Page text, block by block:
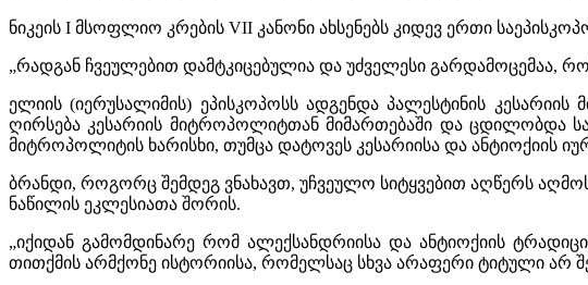
ნიკეის I მსოფლიო კრების VII კანონი ახსენებს კიდევ ერთი
„რადგან ჩვეულებით დამტკიცებულია და უძველესი გარდამოცემაა,
ელიის (იერუსალიმის) ეპისკოპოსს ადგენდა პალესტინის
ღირსება კესარიის მიტროპოლიტთან მიმართებაში და ცდილობდა
მიტროპოლიტის ხარისხი, თუმცა დატოვეს კესარიისა და ანტიოქიის
ბრანდი, როგორც შემდეგ ვნახავთ, უჩვეულო სიტყვებით აღწერს
ნაწილის ეკლესიათა შორის.
„იქიდან გამომდინარე რომ ალექსანდრიისა და ანტიოქიის
თითქმის არმქონე ისტორიისა, რომელსაც სხვა არაფერი ტიტული არ